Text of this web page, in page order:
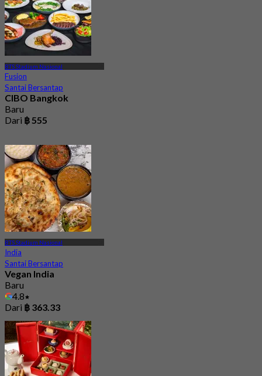
BTS Stadium Nasional
Fusion
Santai Bersantap
CIBO Bangkok
Baru
Dari ฿ 555
BTS Stadium Nasional
India
Santai Bersantap
Vegan India
Baru
4.8
Dari ฿ 363.33